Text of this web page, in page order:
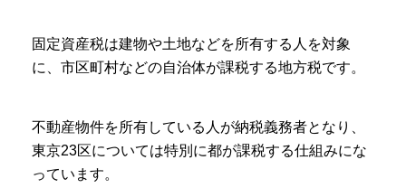
固定資産税は建物や土地などを所有する人を対象
に、市区町村などの自治体が課税する地方税です。
不動産物件を所有している人が納税義務者となり、
東京23区については特別に都が課税する仕組みにな
っています。